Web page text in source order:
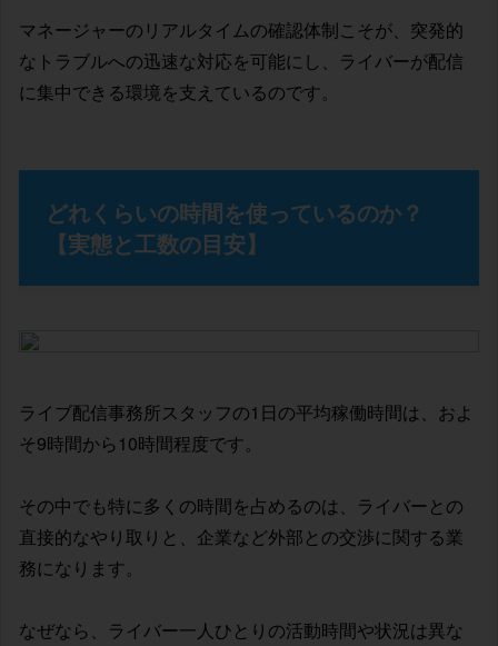
マネージャーのリアルタイムの確認体制こそが、突発的
なトラブルへの迅速な対応を可能にし、ライバーが配信
に集中できる環境を支えているのです。
どれくらいの時間を使っているのか？
【実態と工数の目安】
ライブ配信事務所スタッフの1日の平均稼働時間は、およ
そ9時間から10時間程度です。
その中でも特に多くの時間を占めるのは、ライバーとの
直接的なやり取りと、企業など外部との交渉に関する業
務になります。
なぜなら、ライバー一人ひとりの活動時間や状況は異な